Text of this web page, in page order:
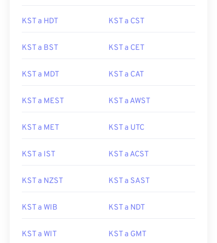
KST a HDT KST a CST
KST a BST KST a CET
KST a MDT KST a CAT
KST a MEST KST a AWST
KST a MET KST a UTC
KST a IST KST a ACST
KST a NZST KST a SAST
KST a WIB KST a NDT
KST a WIT KST a GMT